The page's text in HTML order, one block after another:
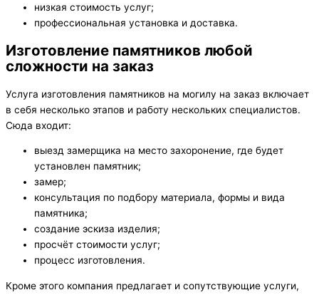
низкая стоимость услуг;
профессиональная установка и доставка.
Изготовление памятников любой
сложности на заказ
Услуга изготовления памятников на могилу на заказ включает
в себя несколько этапов и работу нескольких специалистов.
Сюда входит:
выезд замерщика на место захоронение, где будет
установлен памятник;
замер;
консультация по подбору материала, формы и вида
памятника;
создание эскиза изделия;
просчёт стоимости услуг;
процесс изготовления.
Кроме этого компания предлагает и сопутствующие услуги,